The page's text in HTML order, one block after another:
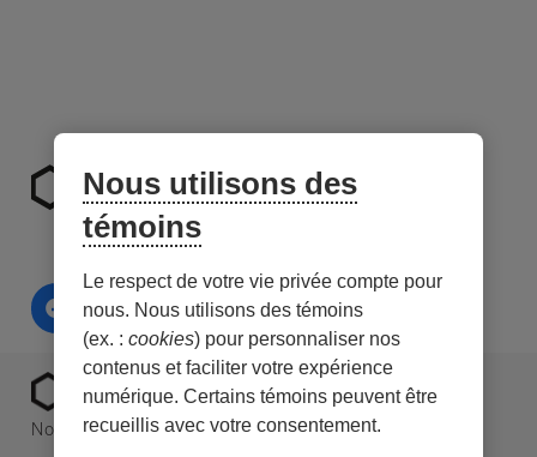
Nous sommes une caisse Desjardins spécialisée en
Nous utilisons des
témoins
Le respect de votre vie privée compte pour
nous. Nous utilisons des témoins
(ex. : cookies) pour personnaliser nos
contenus et faciliter votre expérience
numérique. Certains témoins peuvent être
recueillis avec votre consentement.